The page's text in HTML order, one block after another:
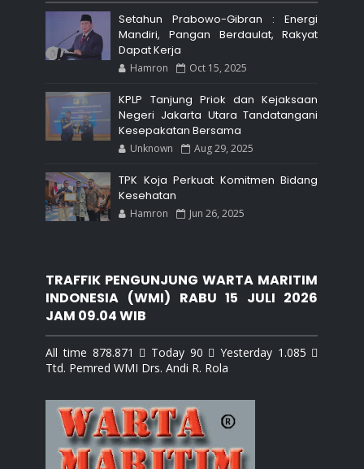
Setahun Prabowo-Gibran : Energi
Mandiri, Pangan Berdaulat, Rakyat
Dapat Kerja
Hamron Oct 15, 2025
KPLP Tanjung Priok dan Kejaksaan
Negeri Jakarta Utara Tandatangani
Kesepakatan Bersama
Unknown Aug 29, 2025
TPK Koja Perkuat Komitmen Bidang
Kesehatan
Hamron Jun 26, 2025
TRAFFIK PENGUNJUNG WARTA MARITIM
INDONESIA (WMI) RABU 15 JULI 2026
JAM 09.04 WIB
All time 878.871  Today 90  Yesterday 1.085 
Ttd. Pemred WMI Drs. Andi R. Rola